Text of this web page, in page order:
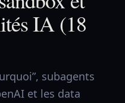
IA (18
subagents
et les data